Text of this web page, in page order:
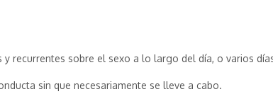
y recurrentes sobre el sexo a lo largo del día, o varios
sin que necesariamente se lleve a cabo.